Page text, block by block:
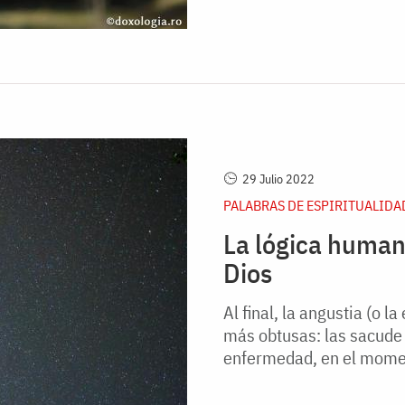
29 Julio 2022
PALABRAS DE
La lógica
Dios
Al final, la angustia (o
más obtusas: las
enfermedad, en el